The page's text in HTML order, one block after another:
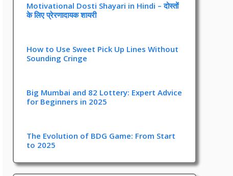
Motivational Dosti Shayari in Hindi – दोस्तों
के लिए प्रेरणादायक शायरी
How to Use Sweet Pick Up Lines Without
Sounding Cringe
Big Mumbai and 82 Lottery: Expert Advice
for Beginners in 2025
The Evolution of BDG Game: From Start
to 2025